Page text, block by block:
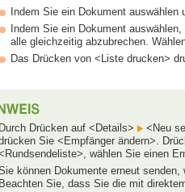
Indem Sie ein Dokument
Indem Sie ein Dokument
alle gleichzeitig abzubrechen.
Das Drücken von <Liste drucken>
Durch Drücken auf <Details>
<Neu
Sie <Empfänger ändern>.
wählen Sie einen
können Dokumente erneut
Beachten Sie, dass Sie die mit